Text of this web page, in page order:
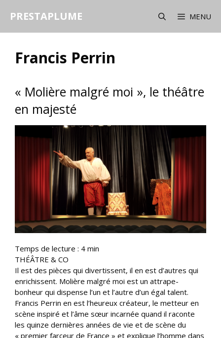
PRESTAPLUME MENU
Francis Perrin
« Molière malgré moi », le théâtre
en majesté
Temps de lecture : 4 min
THÉÂTRE & CO
Il est des pièces qui divertissent, il en est d’autres qui
enrichissent. Molière malgré moi est un attrape-
bonheur qui dispense l’un et l’autre d’un égal talent.
Francis Perrin en est l’heureux créateur, le metteur en
scène inspiré et l’âme sœur incarnée quand il raconte
les quinze dernières années de vie et de scène du
« premier farceur de France » et explique l’homme dans